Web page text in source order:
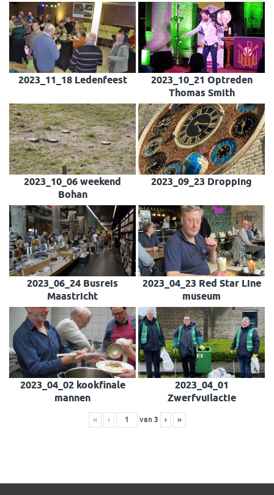
2023_11_18 Ledenfeest
2023_10_21 Optreden
Thomas Smith
2023_10_06 weekend
Bohan
2023_09_23 Dropping
2023_06_24 Busreis
Maastricht
2023_04_23 Red Star Line
museum
2023_04_02 kookfinale
mannen
2023_04_01
Zwerfvuilactie
« ‹ van3 › »